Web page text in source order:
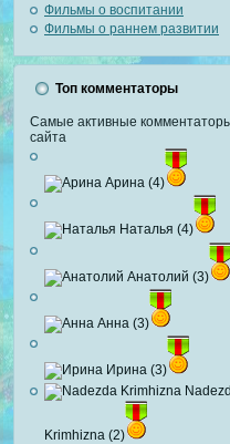
Фильмы о воспитании
Фильмы о раннем развитии
Топ комментаторы
Самые активные
сайта
Арина (4)
Наталья (4)
Анатолий (3)
Анна (3)
Ирина (3)
Krimhizna (2)